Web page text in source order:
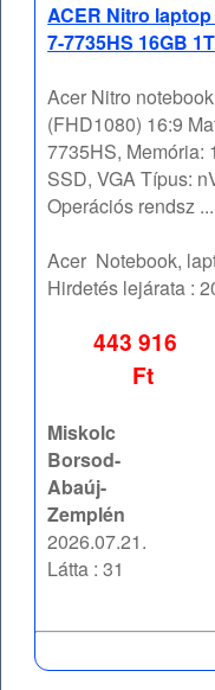
ACER Nitro
7-7735HS 16GB
Acer Nitro
(FHD1080) 16:9
7735HS, Memória:
SSD, VGA Típus:
Operációs rendsz ...
Acer Notebook,
Hirdetés lejárata :
443 916
Ft
Miskolc
Borsod-
Abaúj-
Zemplén
2026.07.21.
Látta : 31